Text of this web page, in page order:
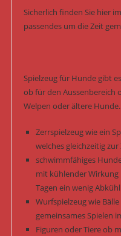
Sicherlich finden Sie hier
passendes um die Zeit
Spielzeug für Hunde gibt
ob für den Aussenbereich
Welpen oder ältere Hunde.
Zerrspielzeug wie ein
welches gleichzeitig
schwimmfähiges
mit kühlender Wirkung
Tagen ein wenig
Wurfspielzeug wie
gemeinsames Spielen
Figuren oder Tiere ob